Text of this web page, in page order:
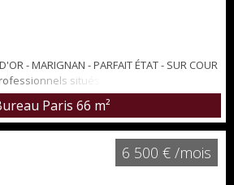
- MARIGNAN - PARFAIT ÉTAT - SUR COUR
situés en plein cœur du
espace cuisine, open-space, 2
beaux volumes avec 3,5 m de hauteur
une belle cour dégagée. Parquet
double vitrage, climatisation. Bail
Paris 66 m²
6 500 € /mois